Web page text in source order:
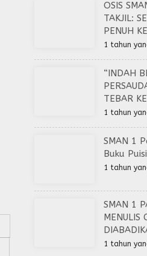
OSIS
TAKJIL:
PENUH
1 tahun
“INDAH
TEBAR
1 tahun
SMAN 1
Buku
1 tahun
SMAN 1
MENULIS
1 tahun